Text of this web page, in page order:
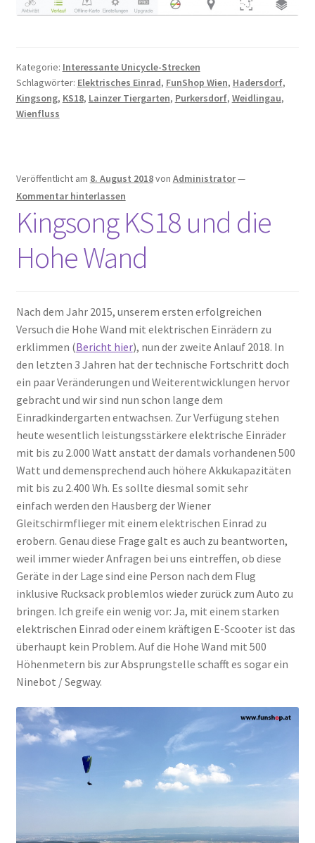
Kategorie: Interessante Unicycle-Strecken
Schlagwörter: Elektrisches Einrad, FunShop Wien, Hadersdorf,
Kingsong, KS18, Lainzer Tiergarten, Purkersdorf, Weidlingau,
Wienfluss
Veröffentlicht am 8. August 2018von Administrator—
Kommentar hinterlassen
Kingsong KS18 und die
Hohe Wand
Nach dem Jahr 2015, unserem ersten erfolgreichen
Versuch die Hohe Wand mit elektrischen Einrädern zu
erklimmen (Bericht hier), nun der zweite Anlauf 2018. In
den letzten 3 Jahren hat der technische Fortschritt doch
ein paar Veränderungen und Weiterentwicklungen hervor
gebracht und wir sind nun schon lange dem
Einradkindergarten entwachsen. Zur Verfügung stehen
heute wesentlich leistungsstärkere elektrische Einräder
mit bis zu 2.000 Watt anstatt der damals vorhandenen 500
Watt und demensprechend auch höhere Akkukapazitäten
mit bis zu 2.400 Wh. Es sollte diesmal somit sehr
einfach werden den Hausberg der Wiener
Gleitschirmflieger mit einem elektrischen Einrad zu
erobern. Genau diese Frage galt es auch zu beantworten,
weil immer wieder Anfragen bei uns eintreffen, ob diese
Geräte in der Lage sind eine Person nach dem Flug
inklusive Rucksack problemlos wieder zurück zum Auto zu
bringen. Ich greife ein wenig vor: Ja, mit einem starken
elektrischen Einrad oder einem kräftigen E-Scooter ist das
überhaupt kein Problem. Auf die Hohe Wand mit 500
Höhenmetern bis zur Absprungstelle schafft es sogar ein
Ninebot / Segway.